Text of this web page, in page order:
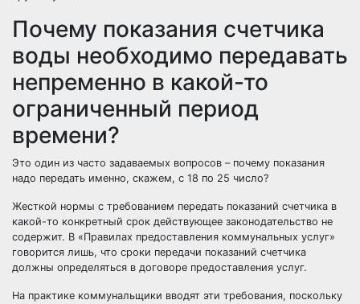
Почему показания счетчика
воды необходимо передавать
непременно в какой-то
ограниченный период
времени?
Это один из часто задаваемых вопросов – почему показания
надо передать именно, скажем, с 18 по 25 число?
Жесткой нормы с требованием передать показаний счетчика в
какой-то конкретный срок действующее законодательство не
содержит. В «Правилах предоставления коммунальных услуг»
говорится лишь, что сроки передачи показаний счетчика
должны определяться в договоре предоставления услуг.
На практике коммунальщики вводят эти требования, поскольку